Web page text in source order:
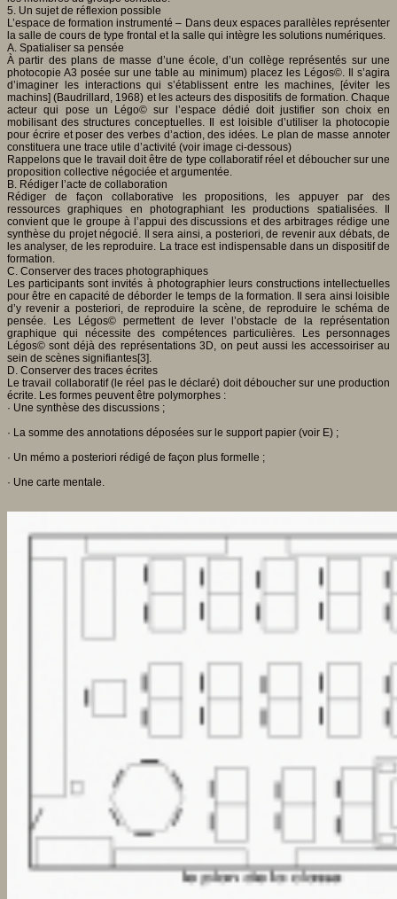
5. Un sujet de réflexion possible
L’espace de formation instrumenté – Dans deux espaces parallèles représenter
la salle de cours de type frontal et la salle qui intègre les solutions numériques.
A. Spatialiser sa pensée
À partir des plans de masse d’une école, d’un collège représentés sur une
photocopie A3 posée sur une table au minimum) placez les Légos©. Il s’agira
d’imaginer les interactions qui s’établissent entre les machines, [éviter les
machins] (Baudrillard, 1968) et les acteurs des dispositifs de formation. Chaque
acteur qui pose un Légo© sur l’espace dédié doit justifier son choix en
mobilisant des structures conceptuelles. Il est loisible d’utiliser la photocopie
pour écrire et poser des verbes d’action, des idées. Le plan de masse annoter
constituera une trace utile d’activité (voir image ci-dessous)
Rappelons que le travail doit être de type collaboratif réel et déboucher sur une
proposition collective négociée et argumentée.
B. Rédiger l’acte de collaboration
Rédiger de façon collaborative les propositions, les appuyer par des
ressources graphiques en photographiant les productions spatialisées. Il
convient que le groupe à l’appui des discussions et des arbitrages rédige une
synthèse du projet négocié. Il sera ainsi, a posteriori, de revenir aux débats, de
les analyser, de les reproduire. La trace est indispensable dans un dispositif de
formation.
C. Conserver des traces photographiques
Les participants sont invités à photographier leurs constructions intellectuelles
pour être en capacité de déborder le temps de la formation. Il sera ainsi loisible
d’y revenir a posteriori, de reproduire la scène, de reproduire le schéma de
pensée. Les Légos© permettent de lever l’obstacle de la représentation
graphique qui nécessite des compétences particulières. Les personnages
Légos© sont déjà des représentations 3D, on peut aussi les accessoiriser au
sein de scènes signifiantes[3].
D. Conserver des traces écrites
Le travail collaboratif (le réel pas le déclaré) doit déboucher sur une production
écrite. Les formes peuvent être polymorphes :
· Une synthèse des discussions ;
· La somme des annotations déposées sur le support papier (voir E) ;
· Un mémo a posteriori rédigé de façon plus formelle ;
· Une carte mentale.